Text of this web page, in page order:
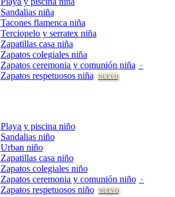
Sandalias niña
Tacones flamenca niña
Terciopelo y serratex niña
Zapatillas casa niña
Zapatos colegiales niña
Zapatos ceremonia y comunión niña
Zapatos respetuosos niña
Playa y piscina niño
Sandalias niño
Urban niño
Zapatillas casa niño
Zapatos colegiales niño
Zapatos ceremonia y comunión niño
Zapatos respetuosos niño